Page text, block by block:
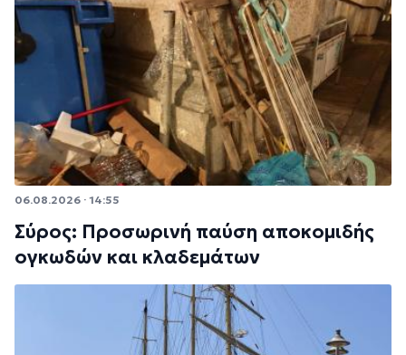
06.08.2026 · 14:55
Σύρος: Προσωρινή παύση αποκομιδής
ογκωδών και κλαδεμάτων